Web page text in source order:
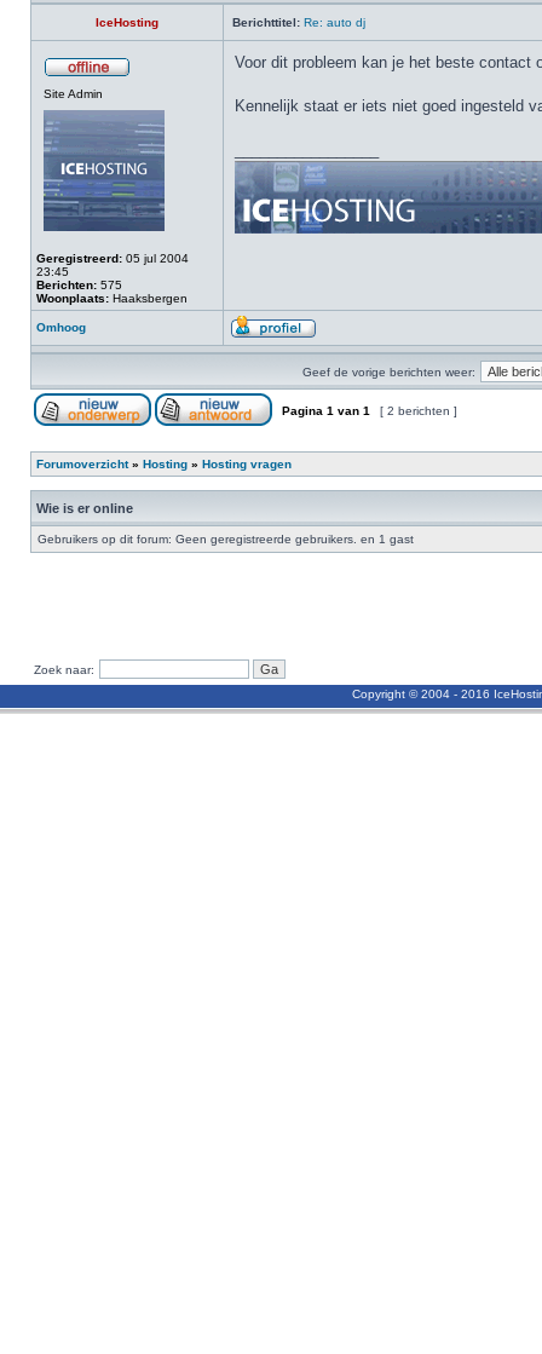
IceHosting Berichttitel: Re: auto dj
Site Admin
Geregistreerd: 05 jul 2004
23:45
Berichten: 575
Woonplaats: Haaksbergen
Voor dit probleem kan je het beste
Kennelijk staat er iets niet goed ingesteld
Omhoog
Geef de vorige berichten weer:
Pagina 1 van 1 [ 2 berichten ]
Forumoverzicht» Hosting » Hosting vragen
Wie is er online
Gebruikers op dit forum: Geen geregistreerde gebruikers. en 1 gast
Zoek naar:
Copyright © 2004 - 2016